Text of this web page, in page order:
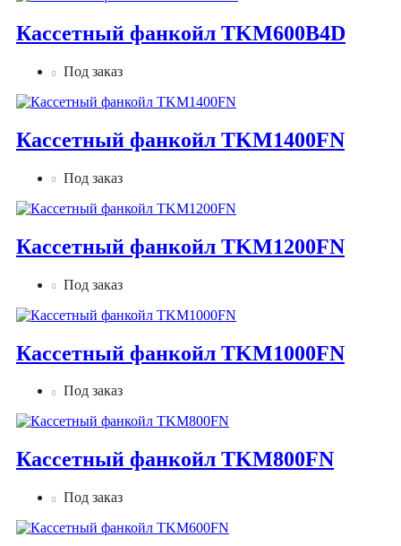
Кассетный фанкойл TKM600B4D
Под заказ
Кассетный фанкойл TKM1400FN
Под заказ
Кассетный фанкойл TKM1200FN
Под заказ
Кассетный фанкойл TKM1000FN
Под заказ
Кассетный фанкойл TKM800FN
Под заказ